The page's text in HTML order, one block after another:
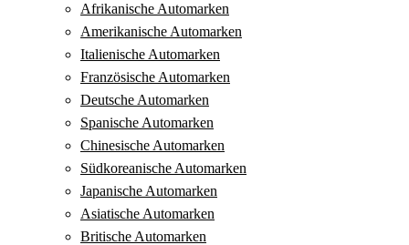
Afrikanische Automarken
Amerikanische Automarken
Italienische Automarken
Französische Automarken
Deutsche Automarken
Spanische Automarken
Chinesische Automarken
Südkoreanische Automarken
Japanische Automarken
Asiatische Automarken
Britische Automarken